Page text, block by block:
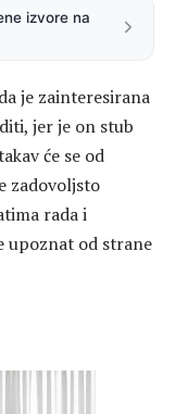
izvore na
je zainteresirana
jer je on stub
će se od
zadovoljsto
rada i
upoznat od strane